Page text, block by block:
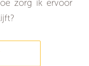
zorg ik ervoor